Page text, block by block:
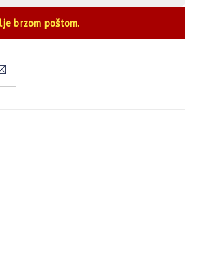
brzom poštom.